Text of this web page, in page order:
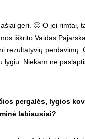
geri. 🙂 O jei rimtai,
iškrito Vaidas
rezultatyvių perdavimų.
lygiu. Niekam ne
pergalės, lygios
labiausiai?